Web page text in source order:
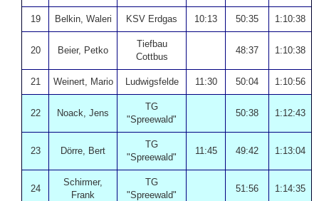
19 Belkin, Waleri KSV Erdgas 10:13 50:35 1:10:38
20 Beier, Petko
Tiefbau
Cottbus
48:37 1:10:38
21 Weinert, Mario Ludwigsfelde 11:30 50:04 1:10:56
22 Noack, Jens
TG
"Spreewald"
50:38 1:12:43
23 Dörre, Bert
TG
"Spreewald"
11:45 49:42 1:13:04
24
Schirmer,
Frank
TG
"Spreewald"
51:56 1:14:35